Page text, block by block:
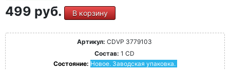
499 руб. В корзину
Артикул: CDVP 3779103
Состав: 1 CD
Состояние: Новое. Заводская упаковка.